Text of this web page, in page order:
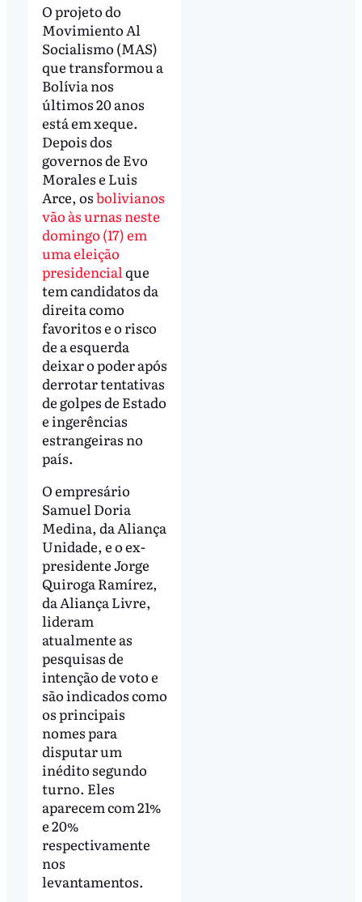
O projeto do
Movimiento Al
Socialismo (MAS)
que transformou a
Bolívia nos
últimos 20 anos
está em xeque.
Depois dos
governos de Evo
Morales e Luis
Arce, osbolivianos
vão às urnas neste
domingo (17) em
uma eleição
presidencialque
tem candidatos da
direita como
favoritos e o risco
de a esquerda
deixar o poder após
derrotar tentativas
de golpes de Estado
e ingerências
estrangeiras no
país.
O empresário
Samuel Doria
Medina, da Aliança
Unidade, e o ex-
presidente Jorge
Quiroga Ramírez,
da Aliança Livre,
lideram
atualmente as
pesquisas de
intenção de voto e
são indicados como
os principais
nomes para
disputar um
inédito segundo
turno. Eles
aparecem com 21%
e 20%
respectivamente
nos
levantamentos.